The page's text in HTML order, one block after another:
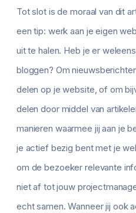
Tot slot is de moraal van dit
een tip: werk aan je eigen
uit te halen. Heb je er
bloggen? Om
delen op je website, of om
delen door middel van
manieren waarmee jij aan je
je actief bezig bent met je
om de bezoeker relevante
niet af tot jouw
echt samen. Wanneer jij ook